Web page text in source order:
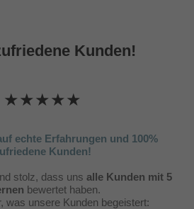
Kunden!
★★★★★
echte Erfahrungen und 100%
Kunden!
stolz, dass uns alle Kunden mit 5
bewertet haben.
was unsere Kunden begeistert: